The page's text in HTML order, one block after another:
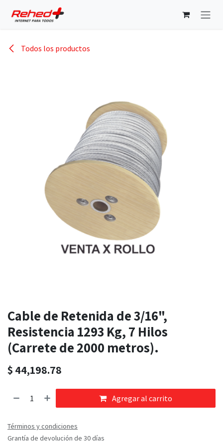
Todos los productos
Cable de Retenida de 3/16",
Resistencia 1293 Kg, 7 Hilos
(Carrete de 2000 metros).
$ 44,198.78
Agregar al carrito
Términos y condiciones
Grantía de devolución de 30 días